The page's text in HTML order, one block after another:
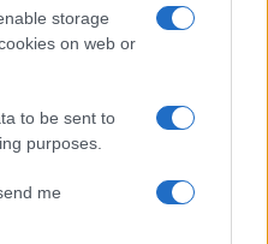
storage
on web or
to be sent to
purposes.
me